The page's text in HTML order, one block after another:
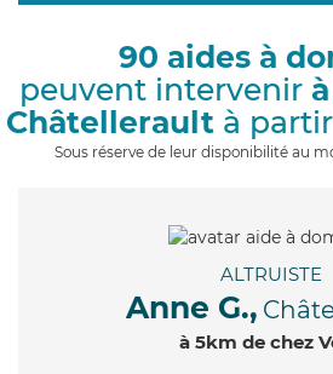
90 aides à
peuvent intervenir
Châtellerault à
Sous réserve de leur disponibilité au
ALTRUISTE
Anne G.,
à 5km de chez